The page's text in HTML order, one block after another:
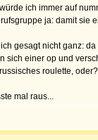
ich immer auf
ja: damit sie
gesagt nicht ganz:
sich einer op und
roulette,
mal raus...